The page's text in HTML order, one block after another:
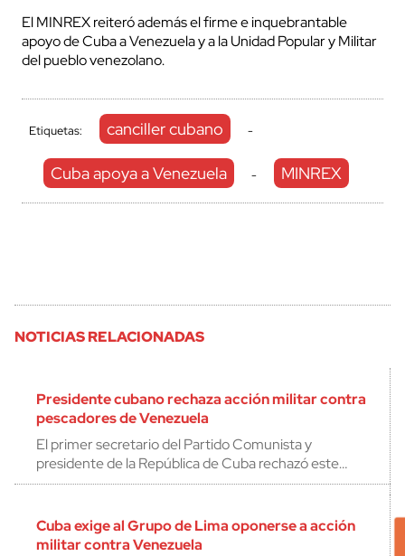
El MINREX reiteró además el firme e inquebrantable
apoyo de Cuba a Venezuela y a la Unidad Popular y Militar
del pueblo venezolano.
Etiquetas: canciller cubano -
Cuba apoya a Venezuela - MINREX
NOTICIAS RELACIONADAS
Presidente cubano rechaza acción militar contra
pescadores de Venezuela
El primer secretario del Partido Comunista y
presidente de la República de Cuba rechazó este…
Cuba exige al Grupo de Lima oponerse a acción
militar contra Venezuela